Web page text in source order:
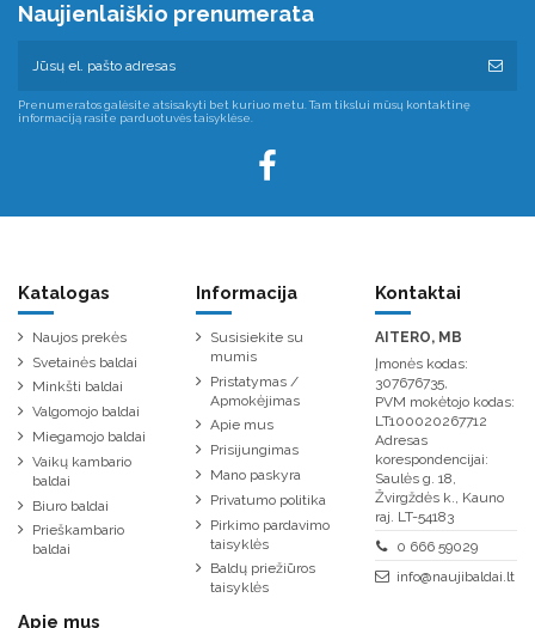
Naujienlaiškio prenumerata
Prenumeratos galėsite atsisakyti bet kuriuo metu. Tam tikslui mūsų kontaktinę
informaciją rasite parduotuvės taisyklėse.
Katalogas
Naujos prekės
Svetainės baldai
Minkšti baldai
Valgomojo baldai
Miegamojo baldai
Vaikų kambario
baldai
Biuro baldai
Prieškambario
baldai
Informacija
Susisiekite su
mumis
Pristatymas /
Apmokėjimas
Apie mus
Prisijungimas
Mano paskyra
Privatumo politika
Pirkimo pardavimo
taisyklės
Baldų priežiūros
taisyklės
Kontaktai
AITERO, MB
Įmonės kodas:
307676735,
PVM mokėtojo kodas:
LT100020267712
Adresas
korespondencijai:
Saulės g. 18,
Žvirgždės k., Kauno
raj. LT-54183
0 666 59029
info@naujibaldai.lt
Apie mus